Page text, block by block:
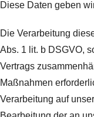
Diese Daten geben
Die Verarbeitung
Abs. 1 lit. b DSGVO,
Vertrags
Maßnahmen
Verarbeitung auf